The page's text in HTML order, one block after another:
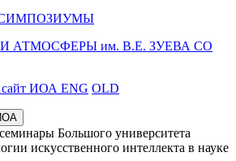
АТМОСФЕРЫ им. В.Е. ЗУЕВА СО
ИОА ENG OLD
Большого университета
искусственного интеллекта в науке